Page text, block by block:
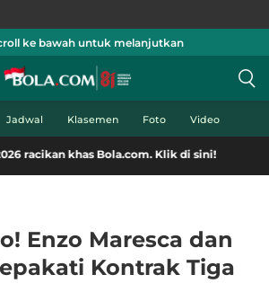
ke bawah untuk melanjutkan
Jadwal Klasemen Foto Video
Bola.com. Klik di sini!
Enzo Maresca dan
Kontrak Tiga